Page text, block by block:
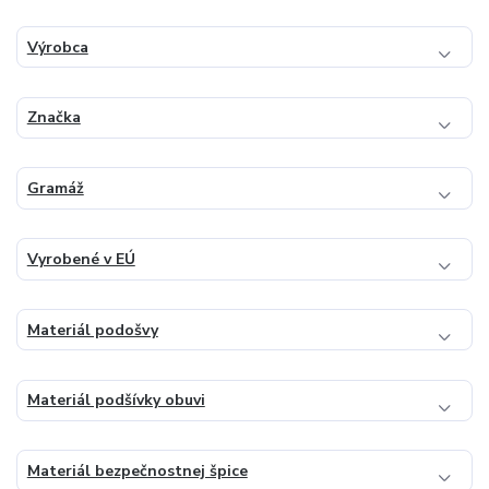
Výrobca
Značka
Gramáž
Vyrobené v EÚ
Materiál podošvy
Materiál podšívky obuvi
Materiál bezpečnostnej špice